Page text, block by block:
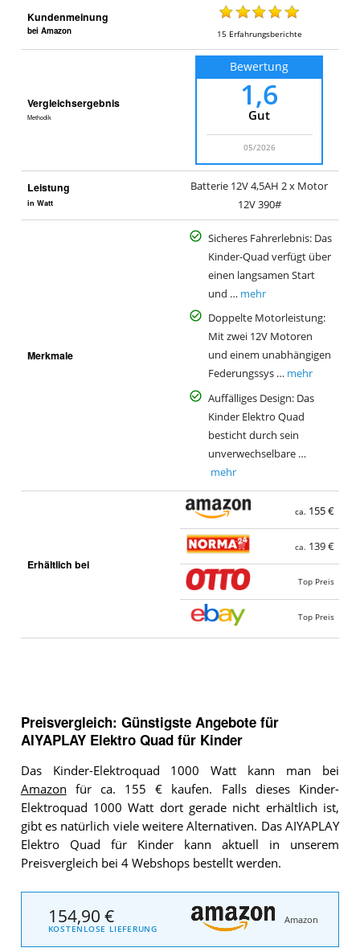
Kundenmeinung
bei Amazon 15 Erfahrungsberichte
Vergleichsergebnis
Methodik
Bewertung
1,6
Gut
05/2026
Leistung
in Watt
Batterie 12V 4,5AH 2 x Motor
12V 390#
Merkmale
Sicheres Fahrerlebnis: Das
Kinder-Quad verfügt über
einen langsamen Start
und … mehr
Doppelte Motorleistung:
Mit zwei 12V Motoren
und einem unabhängigen
Federungssys … mehr
Auffälliges Design: Das
Kinder Elektro Quad
besticht durch sein
unverwechselbare …
mehr
Erhältlich bei
ca. 155 €
ca. 139 €
Top Preis
Top Preis
Preisvergleich: Günstigste Angebote für
AIYAPLAY Elektro Quad für Kinder
Das Kinder-Elektroquad 1000 Watt kann man bei
Amazon für ca. 155 € kaufen. Falls dieses Kinder-
Elektroquad 1000 Watt dort gerade nicht erhältlich ist,
gibt es natürlich viele weitere Alternativen. Das AIYAPLAY
Elektro Quad für Kinder kann aktuell in unserem
Preisvergleich bei 4 Webshops bestellt werden.
154,90 €
KOSTENLOSE LIEFERUNG
Amazon